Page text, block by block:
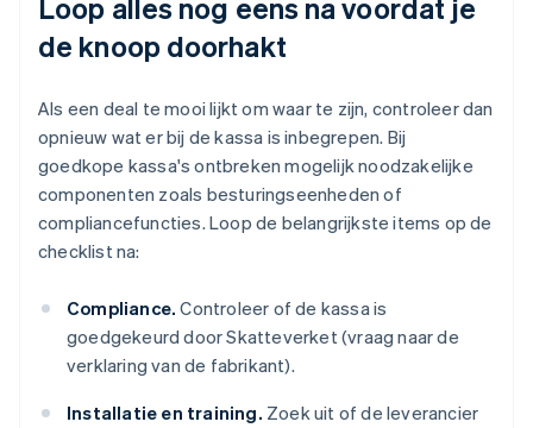
Loop alles nog eens na voordat je
de knoop doorhakt
Als een deal te mooi lijkt om waar te zijn, controleer dan
opnieuw wat er bij de kassa is inbegrepen. Bij
goedkope kassa's ontbreken mogelijk noodzakelijke
componenten zoals besturingseenheden of
compliancefuncties. Loop de belangrijkste items op de
checklist na:
Compliance. Controleer of de kassa is
goedgekeurd door Skatteverket (vraag naar de
verklaring van de fabrikant).
Installatie en training. Zoek uit of de leverancier